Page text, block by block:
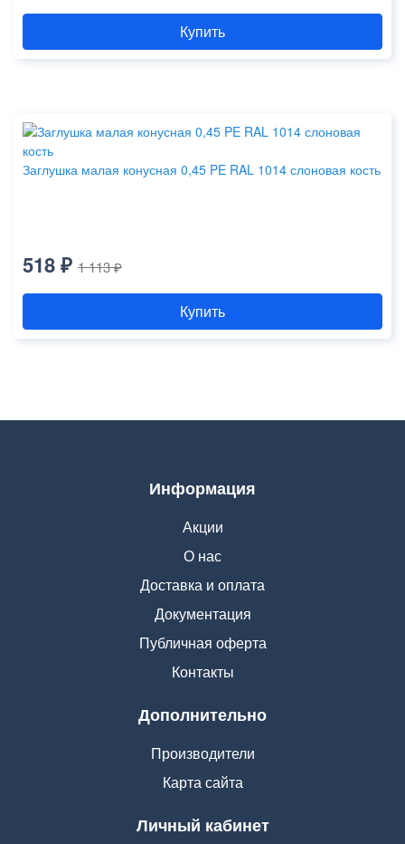
Купить
Заглушка малая конусная 0,45 PE RAL 1014 слоновая кость
518 ₽ 1 113 ₽
Купить
Информация
Акции
О нас
Доставка и оплата
Документация
Публичная оферта
Контакты
Дополнительно
Производители
Карта сайта
Личный кабинет